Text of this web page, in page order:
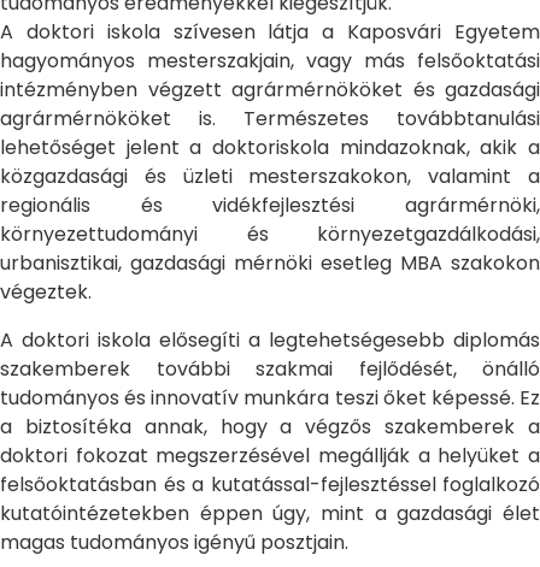
A doktori iskola szívesen látja a Kaposvári Egyetem
hagyományos mesterszakjain, vagy más felsőoktatási
intézményben végzett agrármérnököket és gazdasági
agrármérnököket is. Természetes továbbtanulási
lehetőséget jelent a doktoriskola mindazoknak, akik a
közgazdasági és üzleti mesterszakokon, valamint a
regionális és vidékfejlesztési agrármérnöki,
környezettudományi és környezetgazdálkodási,
urbanisztikai, gazdasági mérnöki esetleg MBA szakokon
végeztek.
A doktori iskola elősegíti a legtehetségesebb diplomás
szakemberek további szakmai fejlődését, önálló
tudományos és innovatív munkára teszi őket képessé. Ez
a biztosítéka annak, hogy a végzős szakemberek a
doktori fokozat megszerzésével megállják a helyüket a
felsőoktatásban és a kutatással-fejlesztéssel foglalkozó
kutatóintézetekben éppen úgy, mint a gazdasági élet
magas tudományos igényű posztjain.